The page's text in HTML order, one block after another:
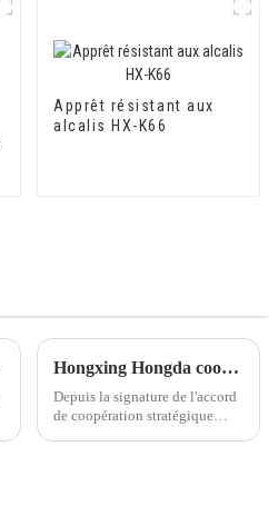
Apprêt résistant aux
alcalis HX-K66
Hongxing Hongda coopère avec Keshun Waterproof Technology Co., Ltd pour apporter un nouvel avenir à l'industrie
Depuis la signature de l'accord
de coopération stratégique